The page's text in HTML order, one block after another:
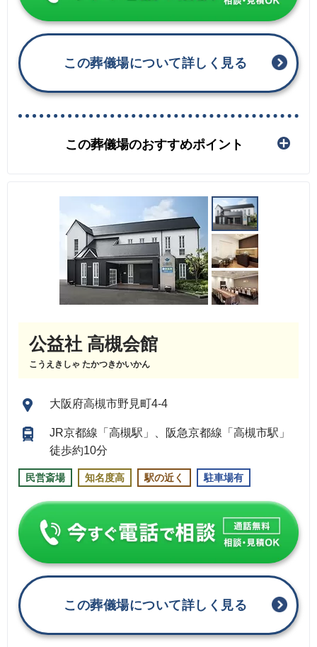
この葬儀場について詳しく見る
この葬儀場のおすすめポイント
公益社 高槻会館
こうえきしゃ たかつきかいかん
大阪府高槻市野見町4-4
JR京都線「高槻駅」、阪急京都線「高槻市駅」
徒歩約10分
民営斎場 知名度高 駅の近く 駐車場有
この葬儀場について詳しく見る